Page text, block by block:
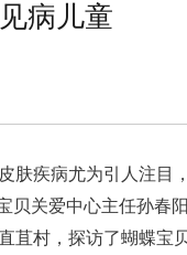
见病儿童
肤疾病尤为引人注目
贝关爱中心主任孙春
苴村，探访了蝴蝶宝